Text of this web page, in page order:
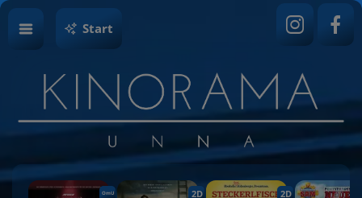
Start
OmU 2D 2D